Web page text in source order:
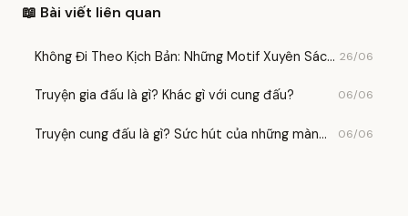
📖 Bài viết liên quan
Không Đi Theo Kịch Bản: Những Motif Xuyên Sách 26/06
Truyện gia đấu là gì? Khác gì với cung đấu? 06/06
Truyện cung đấu là gì? Sức hút của những màn
06/06